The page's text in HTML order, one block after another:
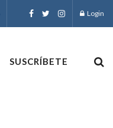
Login
SUSCRÍBETE